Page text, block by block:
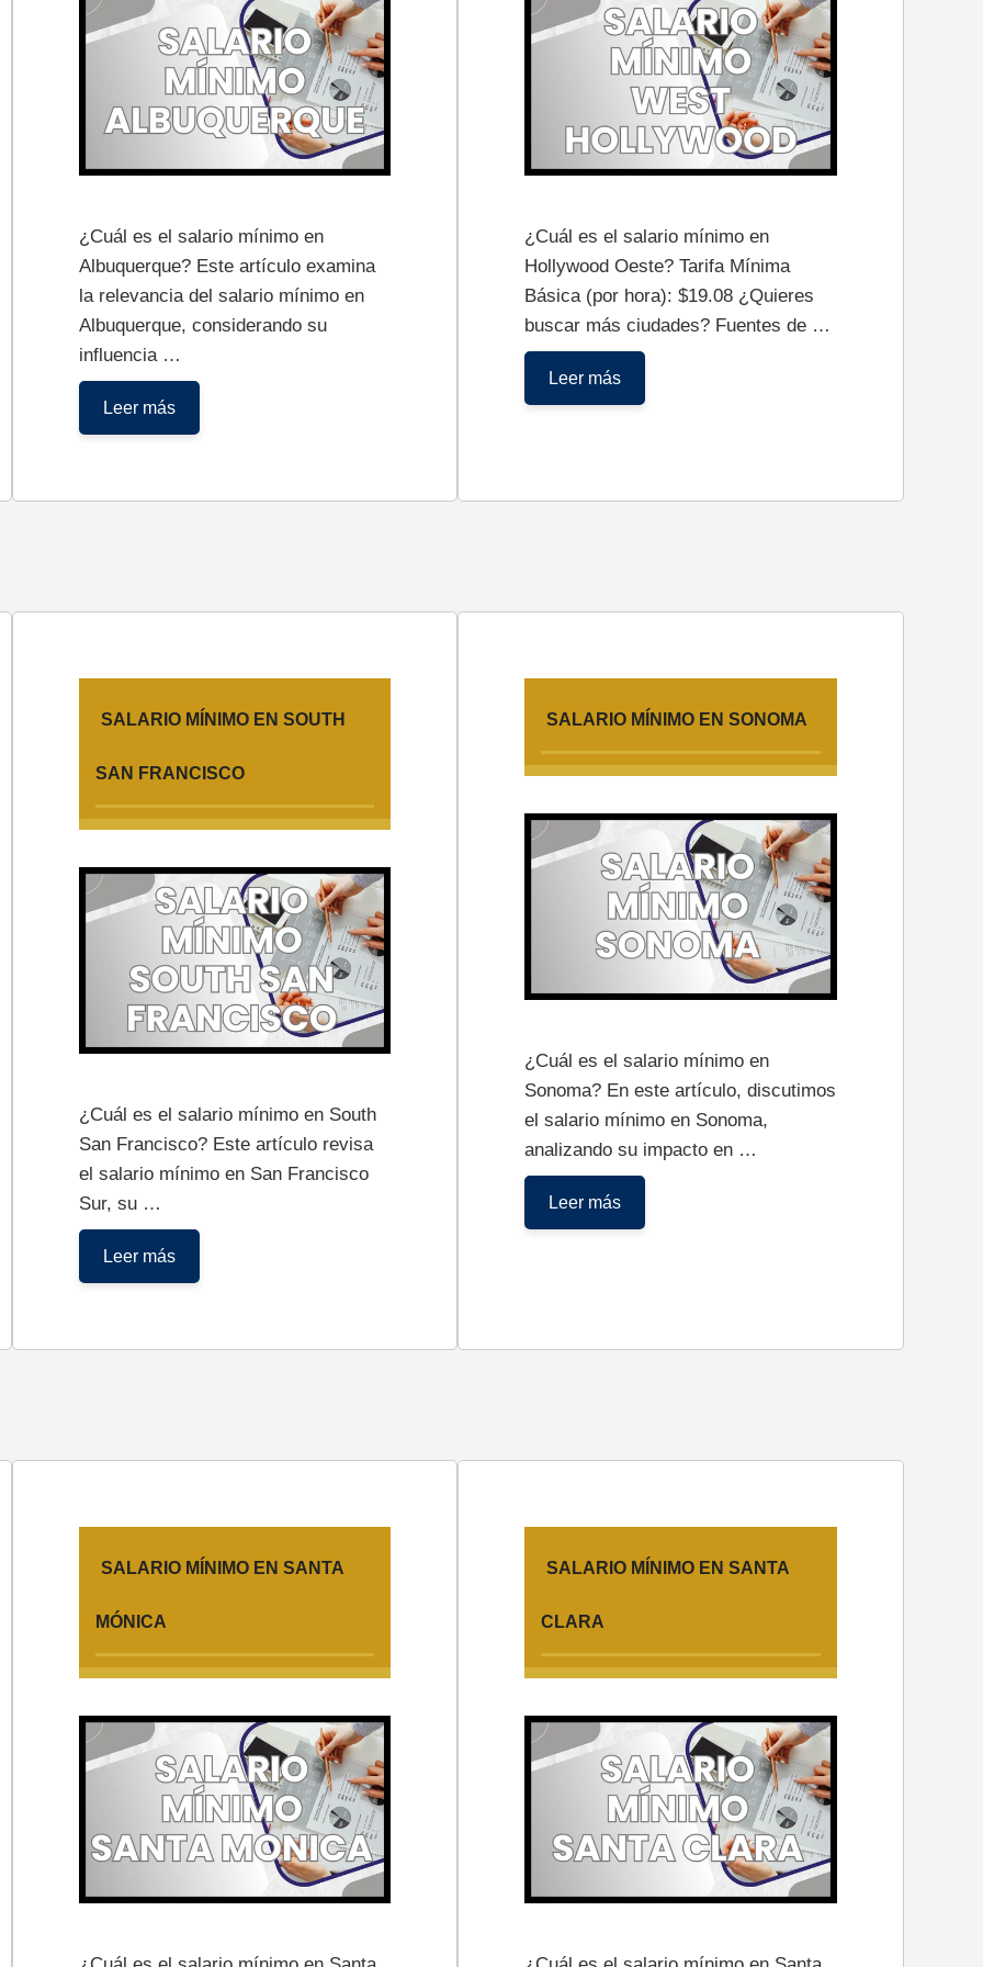
¿Cuál es el salario mínimo en
Albuquerque? Este artículo examina
la relevancia del salario mínimo en
Albuquerque, considerando su
influencia …
Leer másSalario
Mínimo
¿Cuál es el salario mínimo en
Hollywood Oeste? Tarifa Mínima
Básica (por hora): $19.08 ¿Quieres
buscar más ciudades? Fuentes de …
Leer másSalario
Mínimo
SALARIO MÍNIMO EN SOUTH
SAN FRANCISCO
¿Cuál es el salario mínimo en South
San Francisco? Este artículo revisa
el salario mínimo en San Francisco
Sur, su …
Leer másSalario
Mínimo
SALARIO MÍNIMO EN SONOMA
¿Cuál es el salario mínimo en
Sonoma? En este artículo, discutimos
el salario mínimo en Sonoma,
analizando su impacto en …
Leer másSalario
Mínimo
SALARIO MÍNIMO EN SANTA
MÓNICA
SALARIO MÍNIMO EN SANTA
CLARA